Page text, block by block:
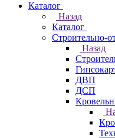
Каталог
Назад
Каталог
Строительно-
Назад
ДВП
ДСП